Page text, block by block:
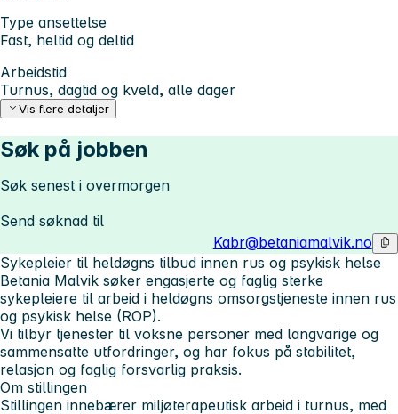
Type ansettelse
Fast, heltid og deltid
Arbeidstid
Turnus, dagtid og kveld, alle dager
Vis flere detaljer
Søk på jobben
Søk senest i overmorgen
Send søknad til
Kabr@betaniamalvik.no
Sykepleier til heldøgns tilbud innen rus og psykisk helse
Betania Malvik søker engasjerte og faglig sterke
sykepleiere til arbeid i heldøgns omsorgstjeneste innen rus
og psykisk helse (ROP).
Vi tilbyr tjenester til voksne personer med langvarige og
sammensatte utfordringer, og har fokus på stabilitet,
relasjon og faglig forsvarlig praksis.
Om stillingen
Stillingen innebærer miljøterapeutisk arbeid i turnus, med